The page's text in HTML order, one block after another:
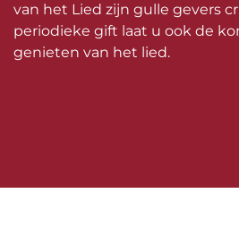
van het Lied zijn gulle gevers
periodieke gift laat u ook de
genieten van het lied.